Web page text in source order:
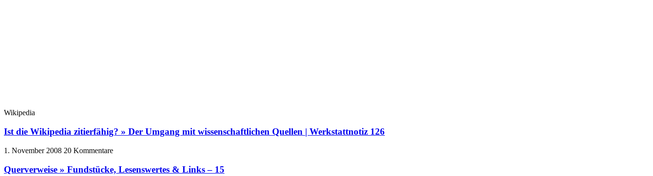
Wikipedia
Ist die Wikipedia zitierfähig? » Der Umgang mit wissenschaftlichen Quellen | Werkstattnotiz 126
1. November 2008 20 Kommentare
Querverweise » Fundstücke, Lesenswertes & Links – 15